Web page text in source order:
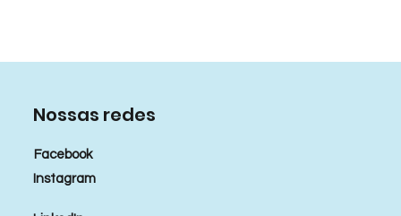
Nossas redes
Facebook
Instagram